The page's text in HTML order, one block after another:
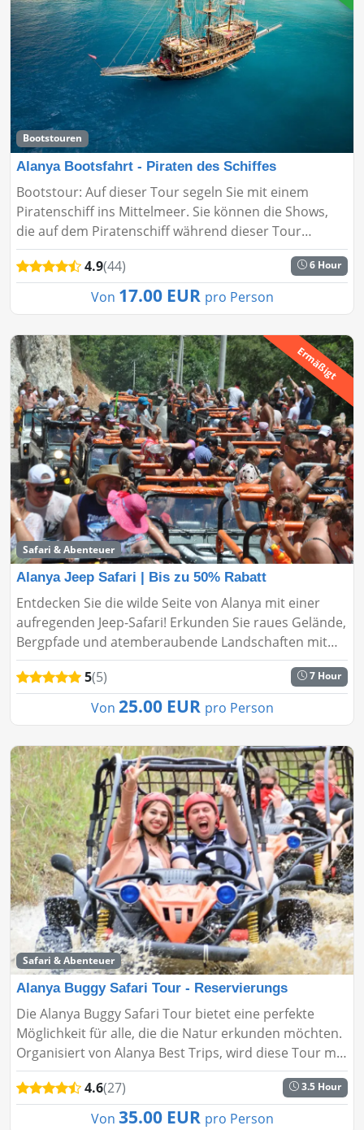
Bootstouren
Alanya Bootsfahrt - Piraten des Schiffes
Bootstour: Auf dieser Tour segeln Sie mit einem
Piratenschiff ins Mittelmeer. Sie können die Shows,
die auf dem Piratenschiff während dieser Tour
durchgeführt werden, anschauen. Die Alanya
Bootstour - Piratenschiff bi...
4.9(44) 6 Hour
Von 17.00 EUR pro Person
Ermäßigt
Safari & Abenteuer
Alanya Jeep Safari | Bis zu 50% Rabatt
Entdecken Sie die wilde Seite von Alanya mit einer
aufregenden Jeep-Safari! Erkunden Sie raues Gelände,
Bergpfade und atemberaubende Landschaften mit
bis zu 50% Rabatt. Buchen Sie jetzt für einen
abenteuerreichen Tag i...
5(5) 7 Hour
Von 25.00 EUR pro Person
Safari & Abenteuer
Alanya Buggy Safari Tour - Reservierungs
Die Alanya Buggy Safari Tour bietet eine perfekte
Möglichkeit für alle, die die Natur erkunden möchten.
Organisiert von Alanya Best Trips, wird diese Tour mit
modifizierten Fahrzeugen durchgeführt. Sie bietet ein
act...
4.6(27) 3.5 Hour
Von 35.00 EUR pro Person